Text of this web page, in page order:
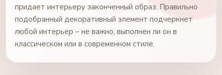
придает интерьеру законченный образ. Правильно
подобранный декоративный элемент подчеркнет
любой интерьер – не важно, выполнен ли он в
классическом или в современном стиле.